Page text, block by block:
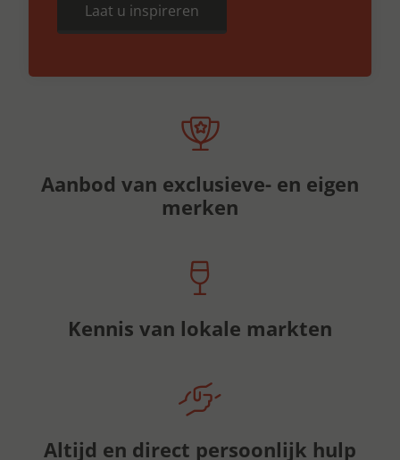
Laat u inspireren
Aanbod van exclusieve- en eigen
merken
Kennis van lokale markten
Altijd en direct persoonlijk hulp